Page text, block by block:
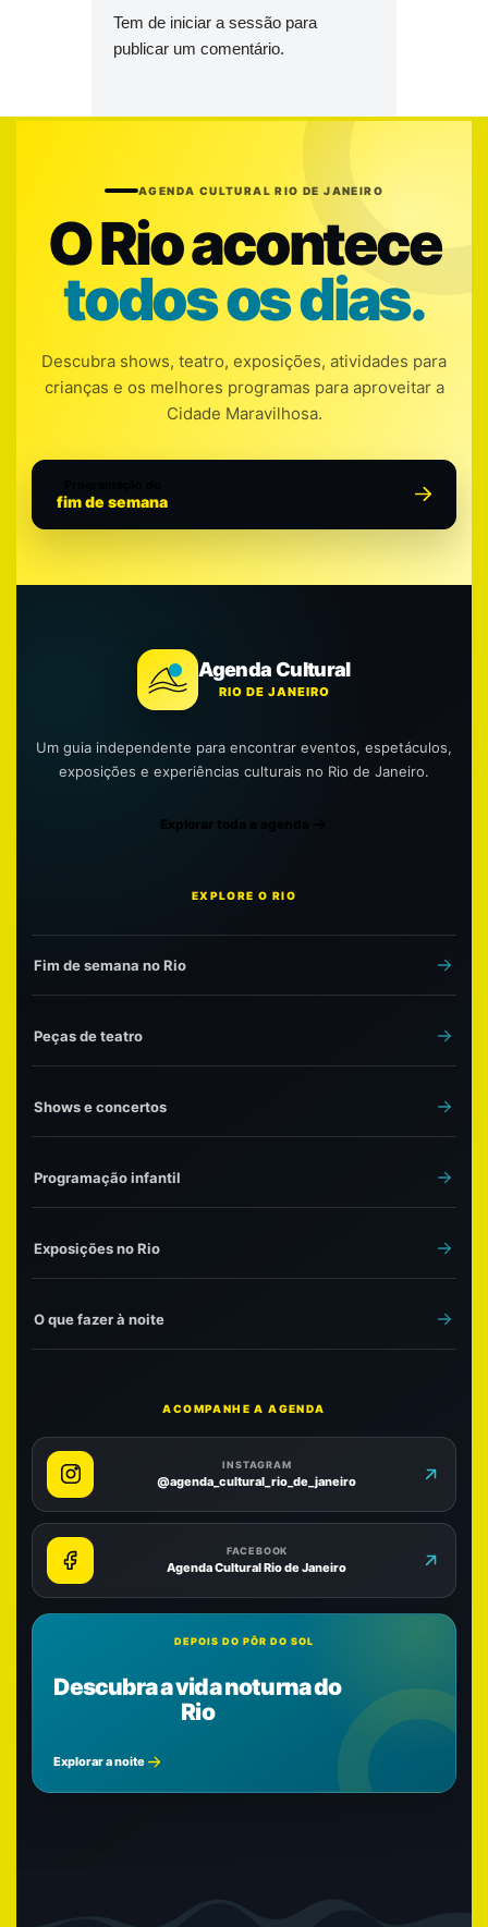
Tem de iniciar a sessão para
publicar um comentário.
AGENDA CULTURAL RIO DE JANEIRO
O Rio acontece
todos os dias.
Descubra shows, teatro, exposições, atividades para
crianças e os melhores programas para aproveitar a
Cidade Maravilhosa.
fim de semana
Agenda Cultural
RIO DE JANEIRO
Um guia independente para encontrar eventos, espetáculos,
exposições e experiências culturais no Rio de Janeiro.
Explorar toda a agenda
EXPLORE O RIO
Fim de semana no Rio
Peças de teatro
Shows e concertos
Programação infantil
Exposições no Rio
O que fazer à noite
ACOMPANHE A AGENDA
INSTAGRAM
@agenda_cultural_rio_de_janeiro
FACEBOOK
Agenda Cultural Rio de Janeiro
DEPOIS DO PÔR DO SOL
Descubra a vida noturna do
Rio
Explorar a noite